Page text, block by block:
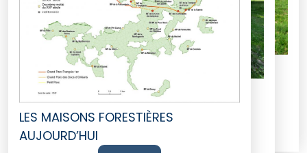
LES MAISONS FORESTIÈRES
AUJOURD’HUI